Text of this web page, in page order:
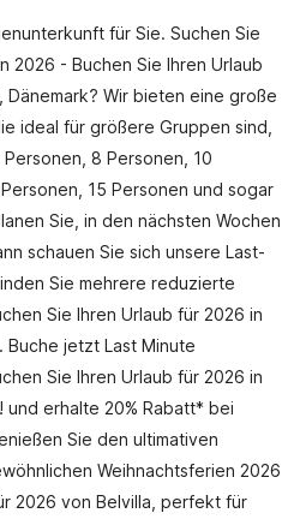
für Sie. Suchen Sie
2026 - Buchen Sie Ihren Urlaub
Dänemark? Wir bieten eine große
ideal für größere Gruppen sind,
8 Personen, 10
15 Personen und sogar
Sie, in den nächsten Wochen
schauen Sie sich unsere Last-
Sie mehrere reduzierte
Sie Ihren Urlaub für 2026 in
Buche jetzt Last Minute
Sie Ihren Urlaub für 2026 in
und erhalte 20% Rabatt* bei
Sie den ultimativen
Weihnachtsferien 2026
2026 von Belvilla, perfekt für